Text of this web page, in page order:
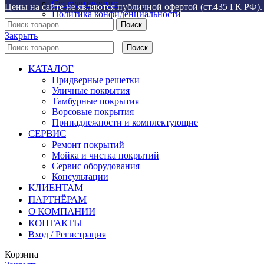
Сотрудничество
Политика конфиденциальности
Цены на сайте не являются публичной офертой (ст.435 ГК РФ).
Поиск
Закрыть
Поиск
КАТАЛОГ
Придверные решетки
Уличные покрытия
Тамбурные покрытия
Ворсовые покрытия
Принадлежности и комплектующие
СЕРВИС
Ремонт покрытий
Мойка и чистка покрытий
Сервис оборудования
Консультации
КЛИЕНТАМ
ПАРТНЁРАМ
О КОМПАНИИ
КОНТАКТЫ
Вход / Регистрация
Корзина